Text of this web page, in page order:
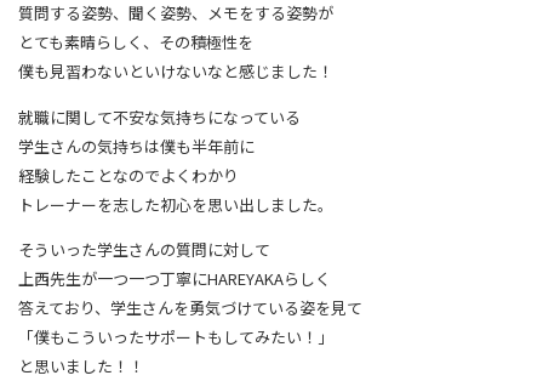
質問する姿勢、聞く姿勢、メモをする姿勢が
とても素晴らしく、その積極性を
僕も見習わないといけないなと感じました！
就職に関して不安な気持ちになっている
学生さんの気持ちは僕も半年前に
経験したことなのでよくわかり
トレーナーを志した初心を思い出しました。
そういった学生さんの質問に対して
上西先生が一つ一つ丁寧にHAREYAKAらしく
答えており、学生さんを勇気づけている姿を見て
「僕もこういったサポートもしてみたい！」
と思いました！！